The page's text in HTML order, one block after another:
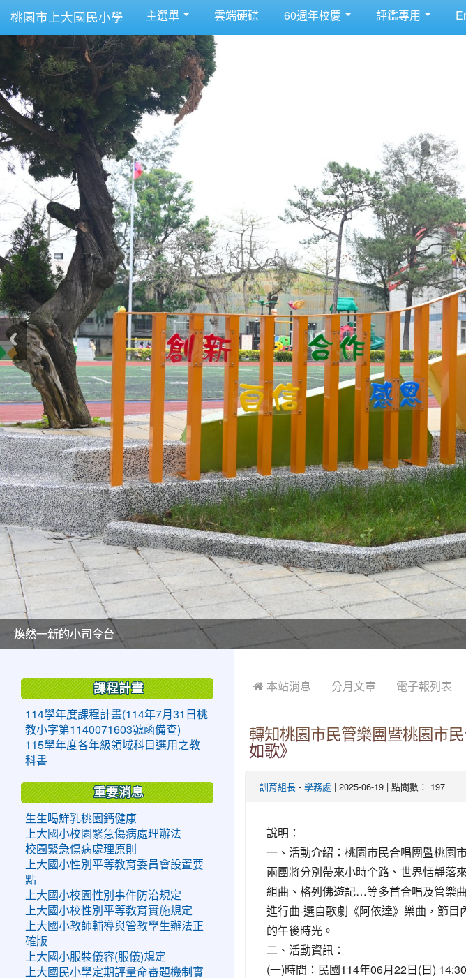
桃園市上大國民小學 主選單 雲端硬碟 60週年校慶 評鑑專用
美麗的操場是我們活力的來源
美麗的操場是我們活力的來源
煥然一新的小司令台
煥然一新的小司令台
富含桃園埤塘田園風光意象的中廊
富含桃園埤塘田園風光意象的中廊
嶄新的中庭廣場
嶄新的中庭廣場
水生池生生不息
水生池生生不息
 本站消息 分月文章 電子報列表
轉知桃園市民管樂團暨桃園市
如歌》
訓育組長 - 學務處 | 2025-06-19 | 點閱數： 197
說明：
一、活動介紹：桃園市民合唱團暨桃園
兩團將分別帶來小時个路、世界恬靜落
組曲、格列佛遊記…等多首合唱及管樂
進行曲-選自歌劇《阿依達》樂曲，節
的午後時光。
二、活動資訊：
(一)時間：民國114年06月22日(日)
課程計畫
114學年度課程計畫(114年7月31日桃
教小字第1140071603號函備查)
115學年度各年級領域科目選用之教
科書
重要消息
生生喝鮮乳桃園鈣健康
上大國小校園緊急傷病處理辦法
校園緊急傷病處理原則
上大國小性別平等教育委員會設置要
點
上大國小校園性別事件防治規定
上大國小校性別平等教育實施規定
上大國小教師輔導與管教學生辦法正
確版
上大國小服裝儀容(服儀)規定
上大國民小學定期評量命審題機制實